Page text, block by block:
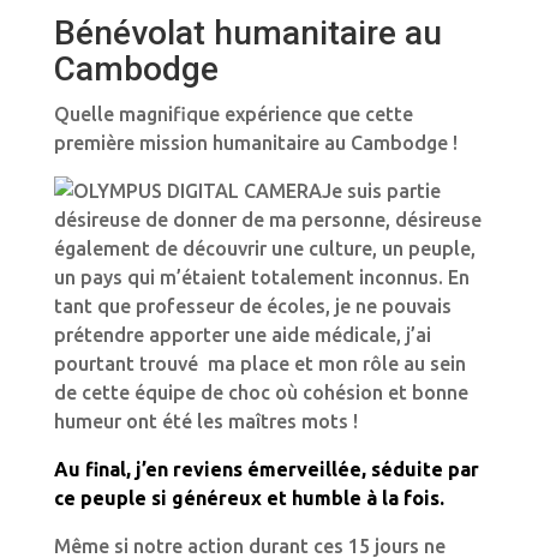
Bénévolat humanitaire au
Cambodge
Quelle magnifique expérience que cette
première mission humanitaire au Cambodge !
Je suis partie
désireuse de donner de ma personne, désireuse
également de découvrir une culture, un peuple,
un pays qui m’étaient totalement inconnus. En
tant que professeur de écoles, je ne pouvais
prétendre apporter une aide médicale, j’ai
pourtant trouvé ma place et mon rôle au sein
de cette équipe de choc où cohésion et bonne
humeur ont été les maîtres mots !
Au final, j’en reviens émerveillée, séduite par
ce peuple si généreux et humble à la fois.
Même si notre action durant ces 15 jours ne